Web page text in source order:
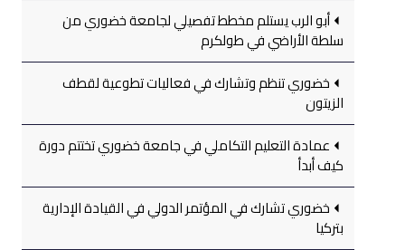
أبو الرب يستلم مخطط تفصيلي لجامعة خضوري من
سلطة الأراضي في طولكرم
خضوري تنظم وتشارك في فعاليات تطوعية لقطف
الزيتون
عمادة التعليم التكاملي في جامعة خضوري تختتم دورة
كيف أبدأ
خضوري تشارك في المؤتمر الدولي في القيادة الإدارية
بتركيا